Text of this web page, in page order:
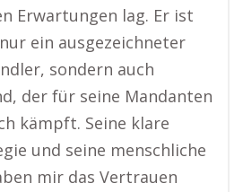
Erwartungen lag. Er ist
ein ausgezeichneter
sondern auch
der für seine Mandanten
kämpft. Seine klare
und seine menschliche
mir das Vertrauen